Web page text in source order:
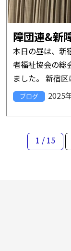
障団連&新
本日の昼は、新
者福祉協会の総
ました。 新宿
って、他自治体
ブログ 2025
1 / 15